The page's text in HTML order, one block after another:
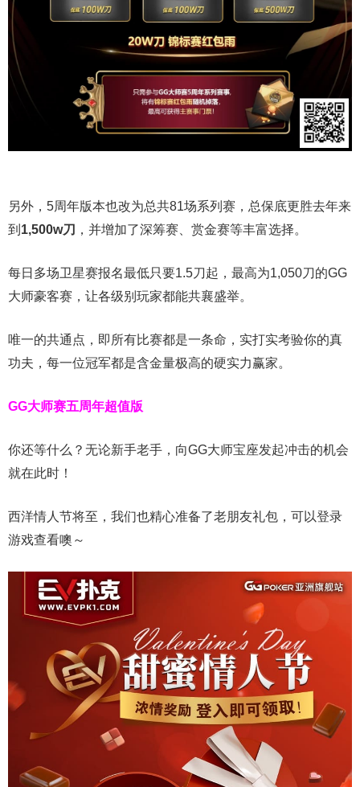
另外，5周年版本也改为总共81场系列赛，总保底更胜去年来
到 1,500w刀 ，并增加了深筹赛、赏金赛等丰富选择。
每日多场卫星赛报名最低只要1.5刀起，最高为1,050刀的GG
大师豪客赛，让各级别玩家都能共襄盛举。
唯一的共通点，即所有比赛都是一条命，实打实考验你的真
功夫，每一位冠军都是含金量极高的硬实力赢家。
GG大师赛五周年超值版
你还等什么？无论新手老手，向GG大师宝座发起冲击的机会
就在此时！
西洋情人节将至，我们也精心准备了老朋友礼包，可以登录
游戏查看噢～